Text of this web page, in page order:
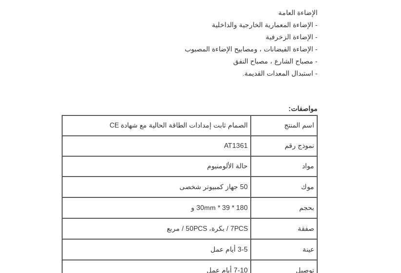
الإضاءة العامة
- الإضاءة المعمارية الخارجية والداخلية
- الإضاءة الزخرفية
- الإضاءة الفيضانات ، ومصابيح الإضاءة المصبوب
- مصباح الشارع ، مصباح النفق
- استبدال المعدات القديمة.
مواصفات:
اسم المنتج الصمام ثابت إمدادات الطاقة الحالية مع شهادة CE
نموذج رقم AT1361
مواد حالة الألومنيوم
موك 50 جهاز كمبيوتر شخصى
بحجم 180 * 39 * 30mm و
صفقة 7PCS / بكرة، 50PCS / مربع
عينة 3-5 أيام عمل
توصيل 7-10 أيام عمل